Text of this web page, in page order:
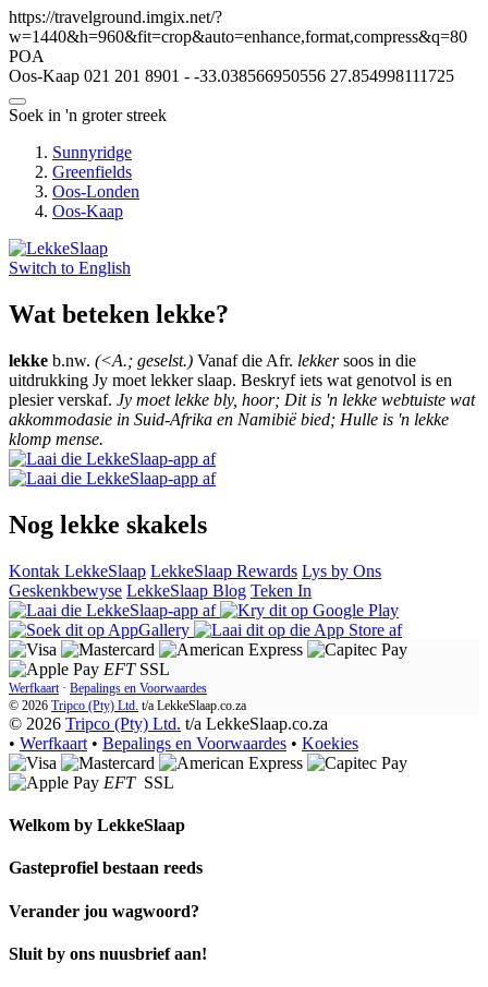
https://travelground.imgix.net/?
w=1440&h=960&fit=crop&auto=enhance,format,compress&q=80
POA
Oos-Kaap 021 201 8901 - -33.038566950556 27.854998111725
Soek in 'n groter streek
Sunnyridge
Greenfields
Oos-Londen
Oos-Kaap
Switch to English
Wat beteken lekke?
lekke b.nw. (<A.; geselst.) Vanaf die Afr. lekkersoos in die
uitdrukking Jy moet lekker slaap. Beskryf iets wat genotvol is en
plesier verskaf. Jy moet lekke bly, hoor; Dit is 'n lekke webtuiste wat
akkommodasie in Suid-Afrika en Namibië bied; Hulle is 'n lekke
klomp mense.
Nog lekke skakels
Kontak LekkeSlaap LekkeSlaap Rewards Lys by Ons
Geskenkbewyse LekkeSlaap Blog Teken In
EFT SSL
Werfkaart · Bepalings en Voorwaardes
© 2026 Tripco (Pty) Ltd. t/a LekkeSlaap.co.za
© 2026 Tripco (Pty) Ltd. t/a LekkeSlaap.co.za
• Werfkaart • Bepalings en Voorwaardes • Koekies
EFT SSL
Welkom by LekkeSlaap
Gasteprofiel bestaan ​​reeds
Verander jou wagwoord?
Sluit by ons nuusbrief aan!